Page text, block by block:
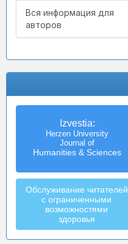
Вся информация для
авторов
Izvestia:
Herzen University
Journal of
Humanities & Sciences
Обслуживание читателей
с ограниченными
возможностями
здоровья